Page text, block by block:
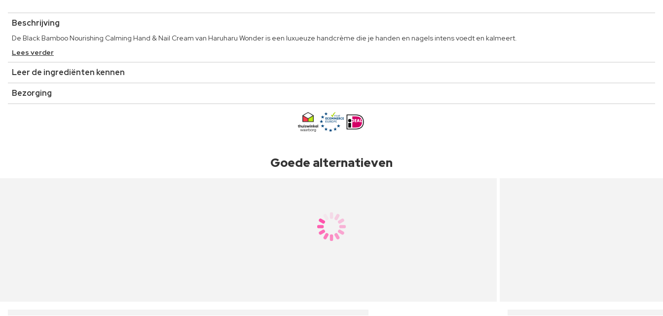
Beschrijving
De Black Bamboo Nourishing Calming Hand & Nail Cream van Haruharu Wonder is een luxueuze handcrème die je handen en nagels intens voedt en kalmeert.
Lees verder
Leer de ingrediënten kennen
Bezorging
Goede alternatieven